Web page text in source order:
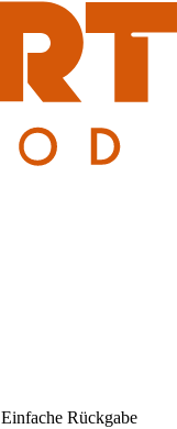
Einfache Rückgabe